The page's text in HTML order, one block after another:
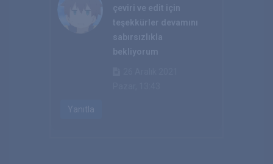
çeviri ve edit için
teşekkürler devamını
sabırsızlıkla
bekliyorum
Yanıtla